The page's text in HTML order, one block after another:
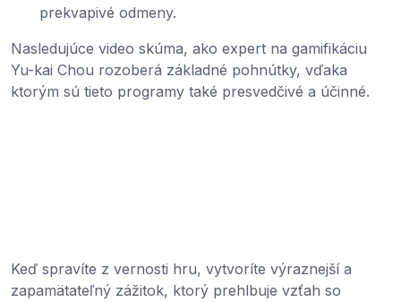
prekvapivé odmeny.
Nasledujúce video skúma, ako expert na gamifikáciu
Yu-kai Chou rozoberá základné pohnútky, vďaka
ktorým sú tieto programy také presvedčivé a účinné.
Keď spravíte z vernosti hru, vytvoríte výraznejší a
zapamätateľný zážitok, ktorý prehlbuje vzťah so